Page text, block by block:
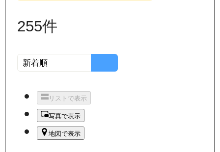
255件
リストで表示
写真で表示
地図で表示